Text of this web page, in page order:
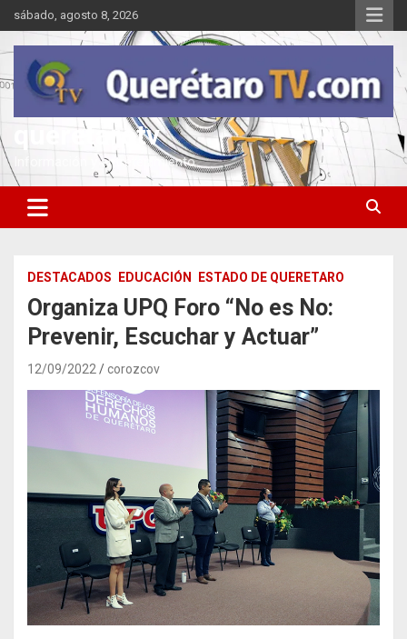
Saltar
al
contenido
sábado, agosto 8, 2026
queretarotv
Información y entretenimiento
DESTACADOS EDUCACIÓN ESTADO DE QUERETARO
Organiza UPQ Foro “No es No:
Prevenir, Escuchar y Actuar”
12/09/2022 corozcov